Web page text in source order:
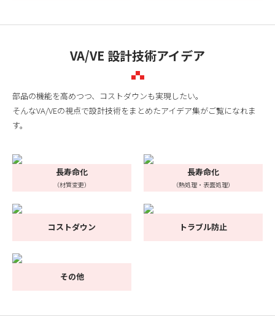
VA/VE 設計技術アイデア
部品の機能を高めつつ、コストダウンも実現したい。
そんなVA/VEの視点で設計技術をまとめたアイデア集がご覧になれま
す。
長寿命化
（材質変更）
長寿命化
（熱処理・表面処理）
コストダウン トラブル防止
その他